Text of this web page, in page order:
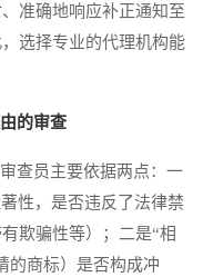
准确地响应补正通知至
选择专业的代理机构能
的审查
查员主要依据两点：一
性，是否违反了法律禁
欺骗性等）；二是“相
的商标）是否构成冲